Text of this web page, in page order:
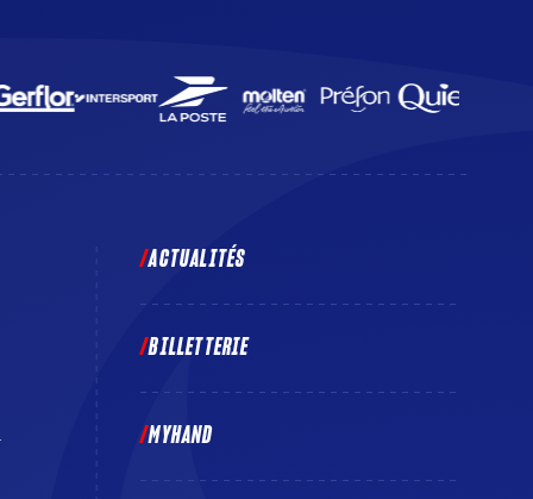
ACTUALITÉS
BILLETTERIE
MYHAND